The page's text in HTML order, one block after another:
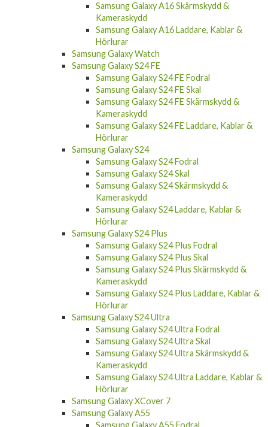
Samsung Galaxy A16 Skärmskydd &
Kameraskydd
Samsung Galaxy A16 Laddare, Kablar &
Hörlurar
Samsung Galaxy Watch
Samsung Galaxy S24 FE
Samsung Galaxy S24 FE Fodral
Samsung Galaxy S24 FE Skal
Samsung Galaxy S24 FE Skärmskydd &
Kameraskydd
Samsung Galaxy S24 FE Laddare, Kablar &
Hörlurar
Samsung Galaxy S24
Samsung Galaxy S24 Fodral
Samsung Galaxy S24 Skal
Samsung Galaxy S24 Skärmskydd &
Kameraskydd
Samsung Galaxy S24 Laddare, Kablar &
Hörlurar
Samsung Galaxy S24 Plus
Samsung Galaxy S24 Plus Fodral
Samsung Galaxy S24 Plus Skal
Samsung Galaxy S24 Plus Skärmskydd &
Kameraskydd
Samsung Galaxy S24 Plus Laddare, Kablar &
Hörlurar
Samsung Galaxy S24 Ultra
Samsung Galaxy S24 Ultra Fodral
Samsung Galaxy S24 Ultra Skal
Samsung Galaxy S24 Ultra Skärmskydd &
Kameraskydd
Samsung Galaxy S24 Ultra Laddare, Kablar &
Hörlurar
Samsung Galaxy XCover 7
Samsung Galaxy A55